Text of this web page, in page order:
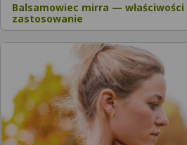
Balsamowiec mirra — właściwości
zastosowanie